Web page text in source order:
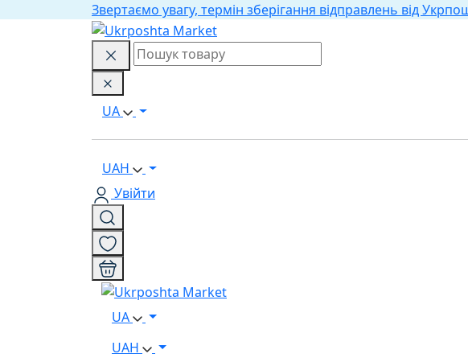
Звертаємо увагу, термін зберігання відправлень від
UA
UAH
Увійти
UA
UAH